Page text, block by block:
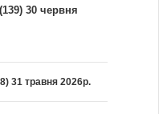
30 червня
31 травня 2026р.